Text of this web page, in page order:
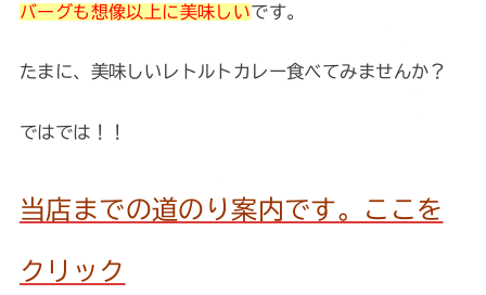
バーグも想像以上に美味しいです。
たまに、美味しいレトルトカレー食べてみませんか？
ではでは！！
当店までの道のり案内です。ここを
クリック